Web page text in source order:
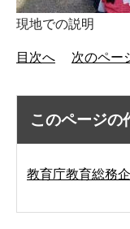
現地での説明
目次へ 次のペー
このページの
教育庁教育総務